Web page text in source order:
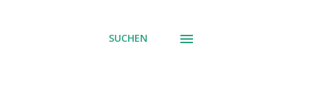
SUCHEN